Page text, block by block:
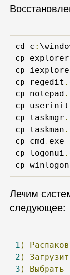
cd c :
cp explorer
cp
cp regedit .
cp notepad .
cp userinit
cp taskmgr .
cp taskman .
cp cmd . exe
cp logonui .
cp winlogon
Лечим
следующее:
1 )
2 )
3 ) Выбрать